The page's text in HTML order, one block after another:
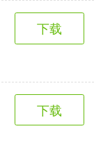
下载
下载